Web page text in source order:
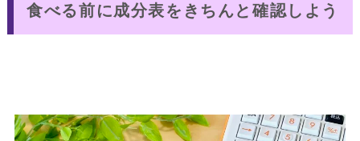
食べる前に成分表をきちんと確認しよう